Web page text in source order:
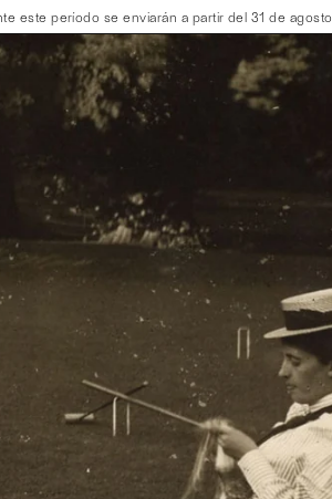
este período se enviarán a partir del 31 de agosto.